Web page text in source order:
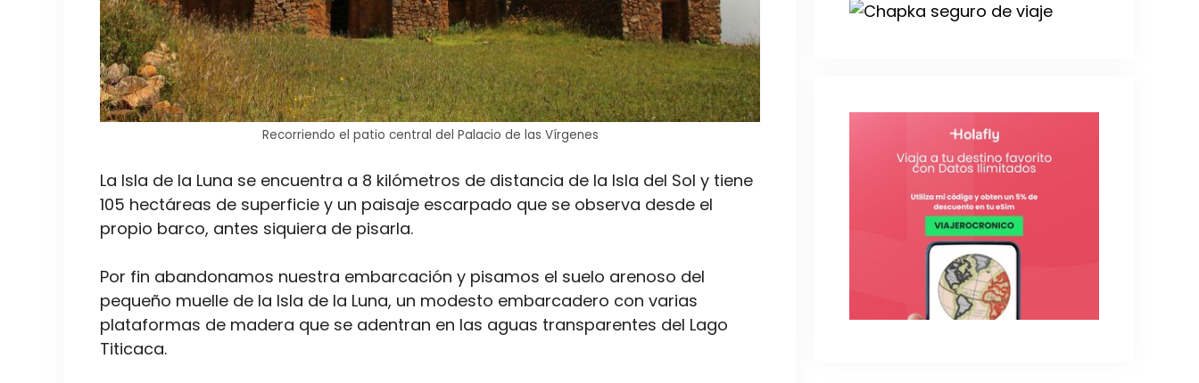
Recorriendo el patio central del Palacio de las Vírgenes
La Isla de la Luna se encuentra a 8 kilómetros de distancia de la Isla del Sol y tiene
105 hectáreas de superficie y un paisaje escarpado que se observa desde el
propio barco, antes siquiera de pisarla.
Por fin abandonamos nuestra embarcación y pisamos el suelo arenoso del
pequeño muelle de la Isla de la Luna, un modesto embarcadero con varias
plataformas de madera que se adentran en las aguas transparentes del Lago
Titicaca.